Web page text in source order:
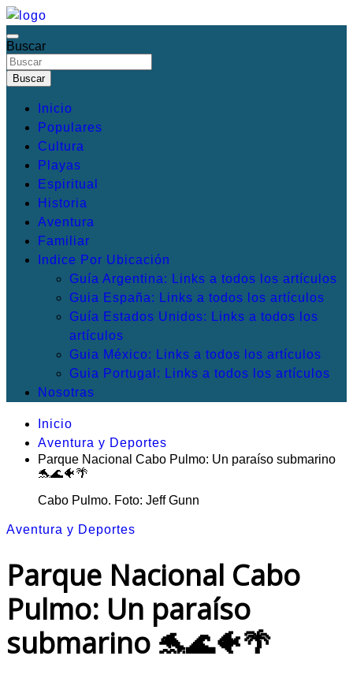
Saltar
al
contenido
Mis Destinos Favoritos
Irresistibles Destinos turísticos
Buscar
Buscar
Inicio
Populares
Cultura
Playas
Espiritual
Historia
Aventura
Familiar
Indice Por Ubicación
Guía Argentina: Links a todos los artículos
Guia España: Links a todos los artículos
Guía Estados Unidos: Links a todos los
artículos
Guia México: Links a todos los artículos
Guia Portugal: Links a todos los artículos
Nosotras
Inicio
Aventura y Deportes
Parque Nacional Cabo Pulmo: Un paraíso submarino
🐬🌊🐠🌴
Cabo Pulmo. Foto: Jeff Gunn
Aventura y Deportes
Parque Nacional Cabo
Pulmo: Un paraíso
submarino 🐬🌊🐠🌴